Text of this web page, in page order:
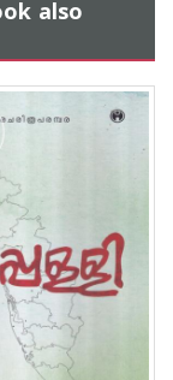
also